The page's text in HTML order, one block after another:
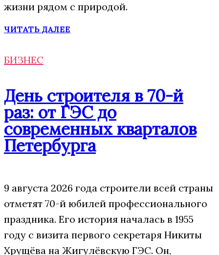
жизни рядом с природой.
ЧИТАТЬ ДАЛЕЕ
БИЗНЕС
День строителя в 70-й
раз: от ГЭС до
современных кварталов
Петербурга
9 августа 2026 года строители всей страны
отметят 70-й юбилей профессионального
праздника. Его история началась в 1955
году с визита первого секретаря Никиты
Хрущёва на Жигулёвскую ГЭС. Он,